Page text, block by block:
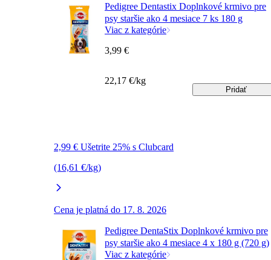
Pedigree Dentastix Doplnkové krmivo pre
psy staršie ako 4 mesiace 7 ks 180 g
Viac z kategórie
2,99 € Ušetrite 25% s Clubcard
(16,61 €/kg)
Cena je platná do 17. 8. 2026
3,99 €
22,17 €/kg
Pridať
Pedigree DentaStix Doplnkové krmivo pre
psy staršie ako 4 mesiace 4 x 180 g (720 g)
Viac z kategórie